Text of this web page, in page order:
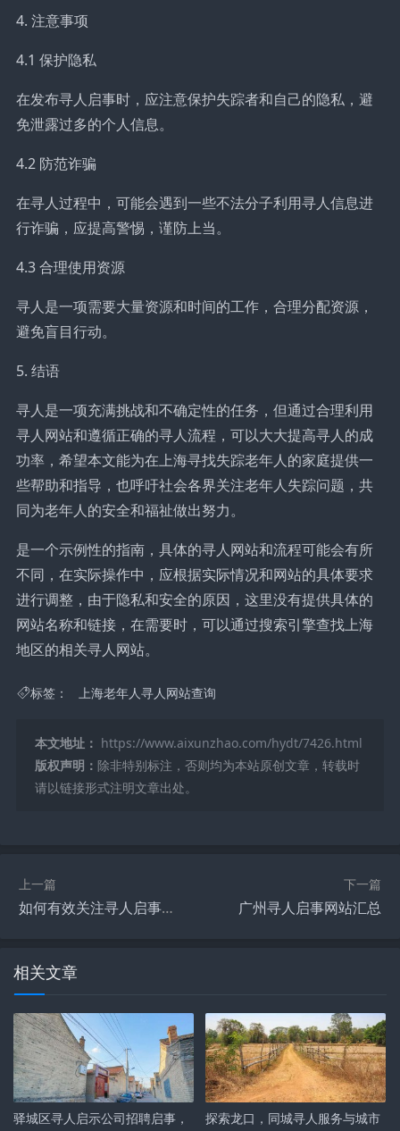
4. 注意事项
4.1 保护隐私
在发布寻人启事时，应注意保护失踪者和自己的隐私，避
免泄露过多的个人信息。
4.2 防范诈骗
在寻人过程中，可能会遇到一些不法分子利用寻人信息进
行诈骗，应提高警惕，谨防上当。
4.3 合理使用资源
寻人是一项需要大量资源和时间的工作，合理分配资源，
避免盲目行动。
5. 结语
寻人是一项充满挑战和不确定性的任务，但通过合理利用
寻人网站和遵循正确的寻人流程，可以大大提高寻人的成
功率，希望本文能为在上海寻找失踪老年人的家庭提供一
些帮助和指导，也呼吁社会各界关注老年人失踪问题，共
同为老年人的安全和福祉做出努力。
是一个示例性的指南，具体的寻人网站和流程可能会有所
不同，在实际操作中，应根据实际情况和网站的具体要求
进行调整，由于隐私和安全的原因，这里没有提供具体的
网站名称和链接，在需要时，可以通过搜索引擎查找上海
地区的相关寻人网站。
标签： 上海老年人寻人网站查询
本文地址： https://www.aixunzhao.com/hydt/7426.html
版权声明： 除非特别标注，否则均为本站原创文章，转载时
请以链接形式注明文章出处。
上一篇
如何有效关注寻人启事网站，全方位指南
下一篇
广州寻人启事网站汇总
相关文章
驿城区寻人启示公司招聘启事，
探索龙口，同城寻人服务与城市